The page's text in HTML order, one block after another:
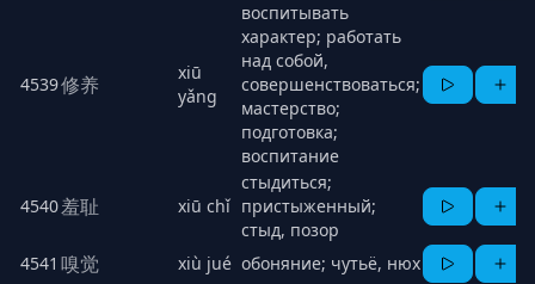
4539修养
xiū
yǎng
воспитывать
характер; работать
над собой,
совершенствоваться;
мастерство;
подготовка;
воспитание
4540羞耻 xiū chǐ
стыдиться;
пристыженный;
стыд, позор
4541 嗅觉 xiù jué обоняние; чутьё, нюх